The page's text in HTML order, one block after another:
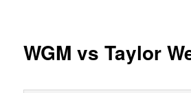
WGM vs Taylor